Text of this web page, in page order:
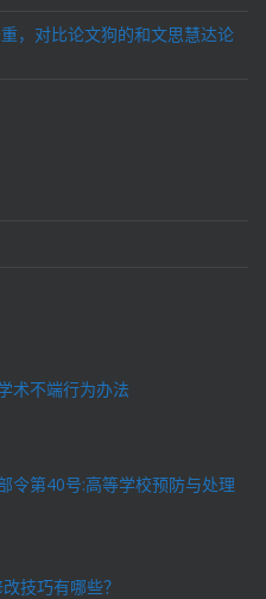
，对比论文狗的和文思慧达论
术不端行为办法
令第40号:高等学校预防与处理
技巧有哪些？